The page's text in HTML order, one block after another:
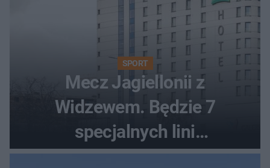
SPORT
Mecz Jagiellonii z
Widzewem. Będzie 7
specjalnych lini
autobusowych